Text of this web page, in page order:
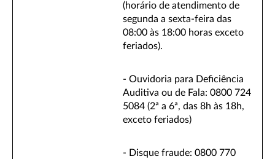
(horário de atendimento de
segunda a sexta-feira das
08:00 às 18:00 horas exceto
feriados).
- Ouvidoria para Deficiência
Auditiva ou de Fala: 0800 724
5084 (2ª a 6ª, das 8h às 18h,
exceto feriados)
- Disque fraude: 0800 770